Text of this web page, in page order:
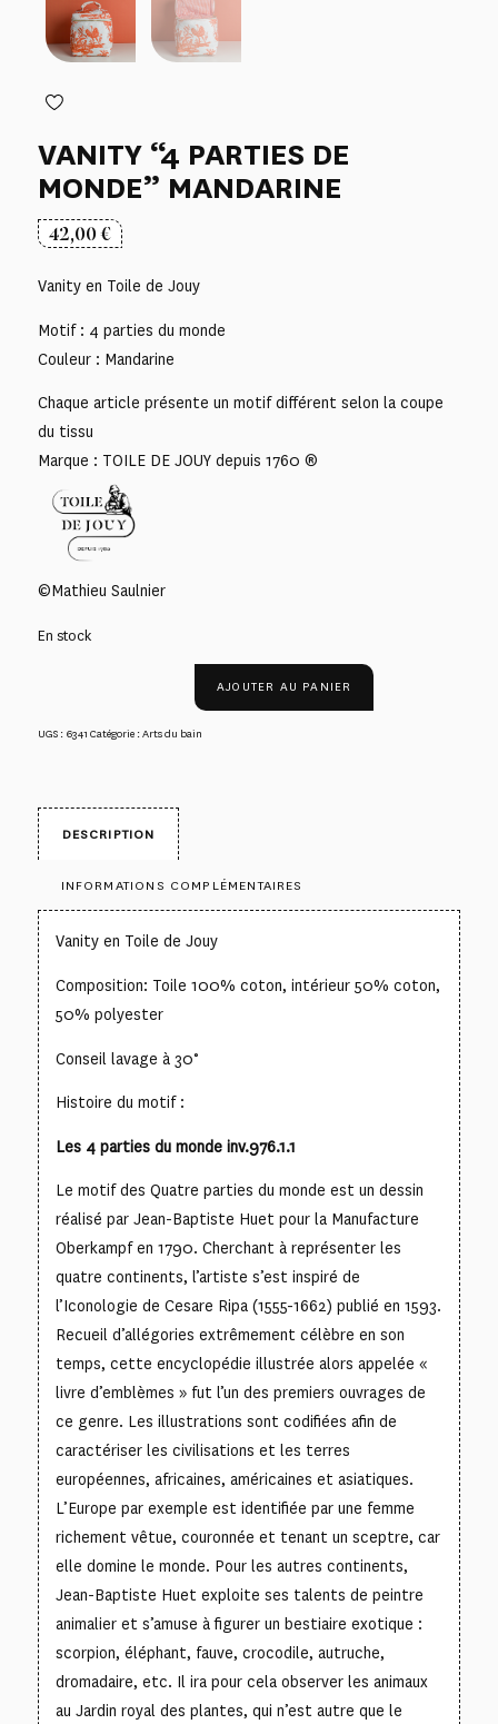
VANITY “4 PARTIES DE
MONDE” MANDARINE
42,00€
Vanity en Toile de Jouy
Motif : 4 parties du monde
Couleur : Mandarine
Chaque article présente un motif différent selon la coupe
du tissu
Marque : TOILE DE JOUY depuis 1760 ®
©Mathieu Saulnier
En stock
AJOUTER AU PANIER
UGS : 6341 Catégorie :Arts du bain
DESCRIPTION
INFORMATIONS COMPLÉMENTAIRES
Vanity en Toile de Jouy
Composition: Toile 100% coton, intérieur 50% coton,
50% polyester
Conseil lavage à 30°
Histoire du motif :
Les 4 parties du monde inv.976.1.1
Le motif des Quatre parties du monde est un dessin
réalisé par Jean-Baptiste Huet pour la Manufacture
Oberkampf en 1790. Cherchant à représenter les
quatre continents, l’artiste s’est inspiré de
l’Iconologie de Cesare Ripa (1555-1662) publié en 1593.
Recueil d’allégories extrêmement célèbre en son
temps, cette encyclopédie illustrée alors appelée «
livre d’emblèmes » fut l’un des premiers ouvrages de
ce genre. Les illustrations sont codifiées afin de
caractériser les civilisations et les terres
européennes, africaines, américaines et asiatiques.
L’Europe par exemple est identifiée par une femme
richement vêtue, couronnée et tenant un sceptre, car
elle domine le monde. Pour les autres continents,
Jean-Baptiste Huet exploite ses talents de peintre
animalier et s’amuse à figurer un bestiaire exotique :
scorpion, éléphant, fauve, crocodile, autruche,
dromadaire, etc. Il ira pour cela observer les animaux
au Jardin royal des plantes, qui n’est autre que le